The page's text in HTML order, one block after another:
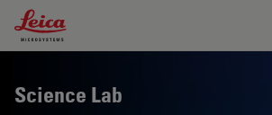
Leica Microsystems Logo
Science Lab